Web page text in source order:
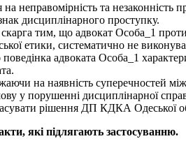
неправомірність та незаконність
дисциплінарного проступку.
тим, що адвокат Особа_1
етики, систематично не
адвоката Особа_1
на наявність суперечностей
у порушенні дисциплінарної
рішення ДП КДКА Одеської
які підлягають застосуванню.